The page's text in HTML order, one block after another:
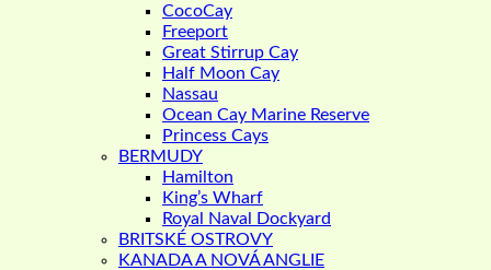
CocoCay
Freeport
Great Stirrup Cay
Half Moon Cay
Nassau
Ocean Cay Marine Reserve
Princess Cays
BERMUDY
Hamilton
King’s Wharf
Royal Naval Dockyard
BRITSKÉ OSTROVY
KANADA A NOVÁ ANGLIE